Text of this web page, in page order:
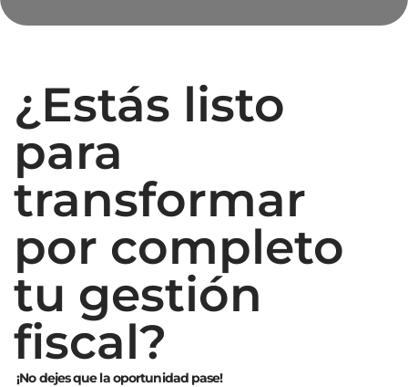
¿Estás listo
para
transformar
por completo
tu gestión
fiscal?
¡No dejes que la oportunidad pase!